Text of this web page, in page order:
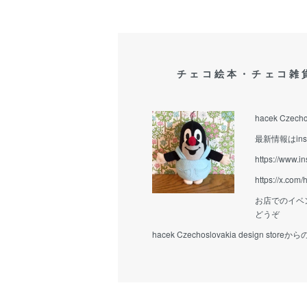
チェコ絵本・チェコ雑
hacek
最新情報は
https://
https://x.com/
お店でのイ
どうぞ
hacek Czechoslovakia design storeから